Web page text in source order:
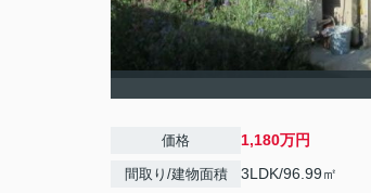
価格 1,180万円
間取り/建物面積 3LDK/96.99㎡